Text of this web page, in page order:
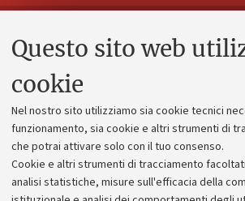
Questo sito web
cookie
Nel nostro sito utilizziamo sia cookie tecnici
funzionamento, sia cookie e altri strumenti di
che potrai attivare solo con il tuo consenso.
Cookie e altri strumenti di tracciamento
analisi statistiche, misure sull'efficacia della
Contatti e PEC
Alumni community
Piano strategico
Bilanci